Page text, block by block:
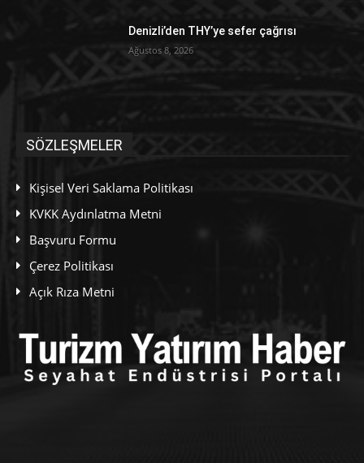
Denizli’den THY’ye sefer çağrısı
Ağustos 8, 2026
SÖZLEŞMELER
Kişisel Veri Saklama Politikası
KVKK Aydınlatma Metni
Başvuru Formu
Çerez Politikası
Açık Rıza Metni